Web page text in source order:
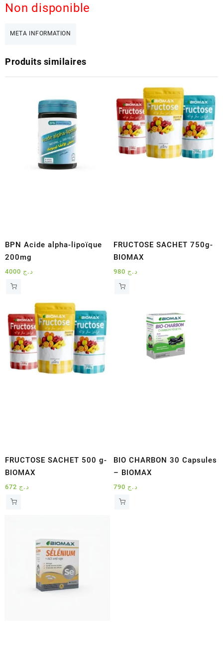
Non disponible
META INFORMATION
Produits similaires
BPN Acide alpha-lipoïque
200mg
د.ج
FRUCTOSE SACHET 750g-
BIOMAX
د.ج
FRUCTOSE SACHET 500 g-
BIOMAX
د.ج
BIO CHARBON 30 Capsules
– BIOMAX
د.ج